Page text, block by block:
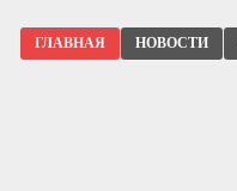
ГЛАВНАЯ НОВОСТИ